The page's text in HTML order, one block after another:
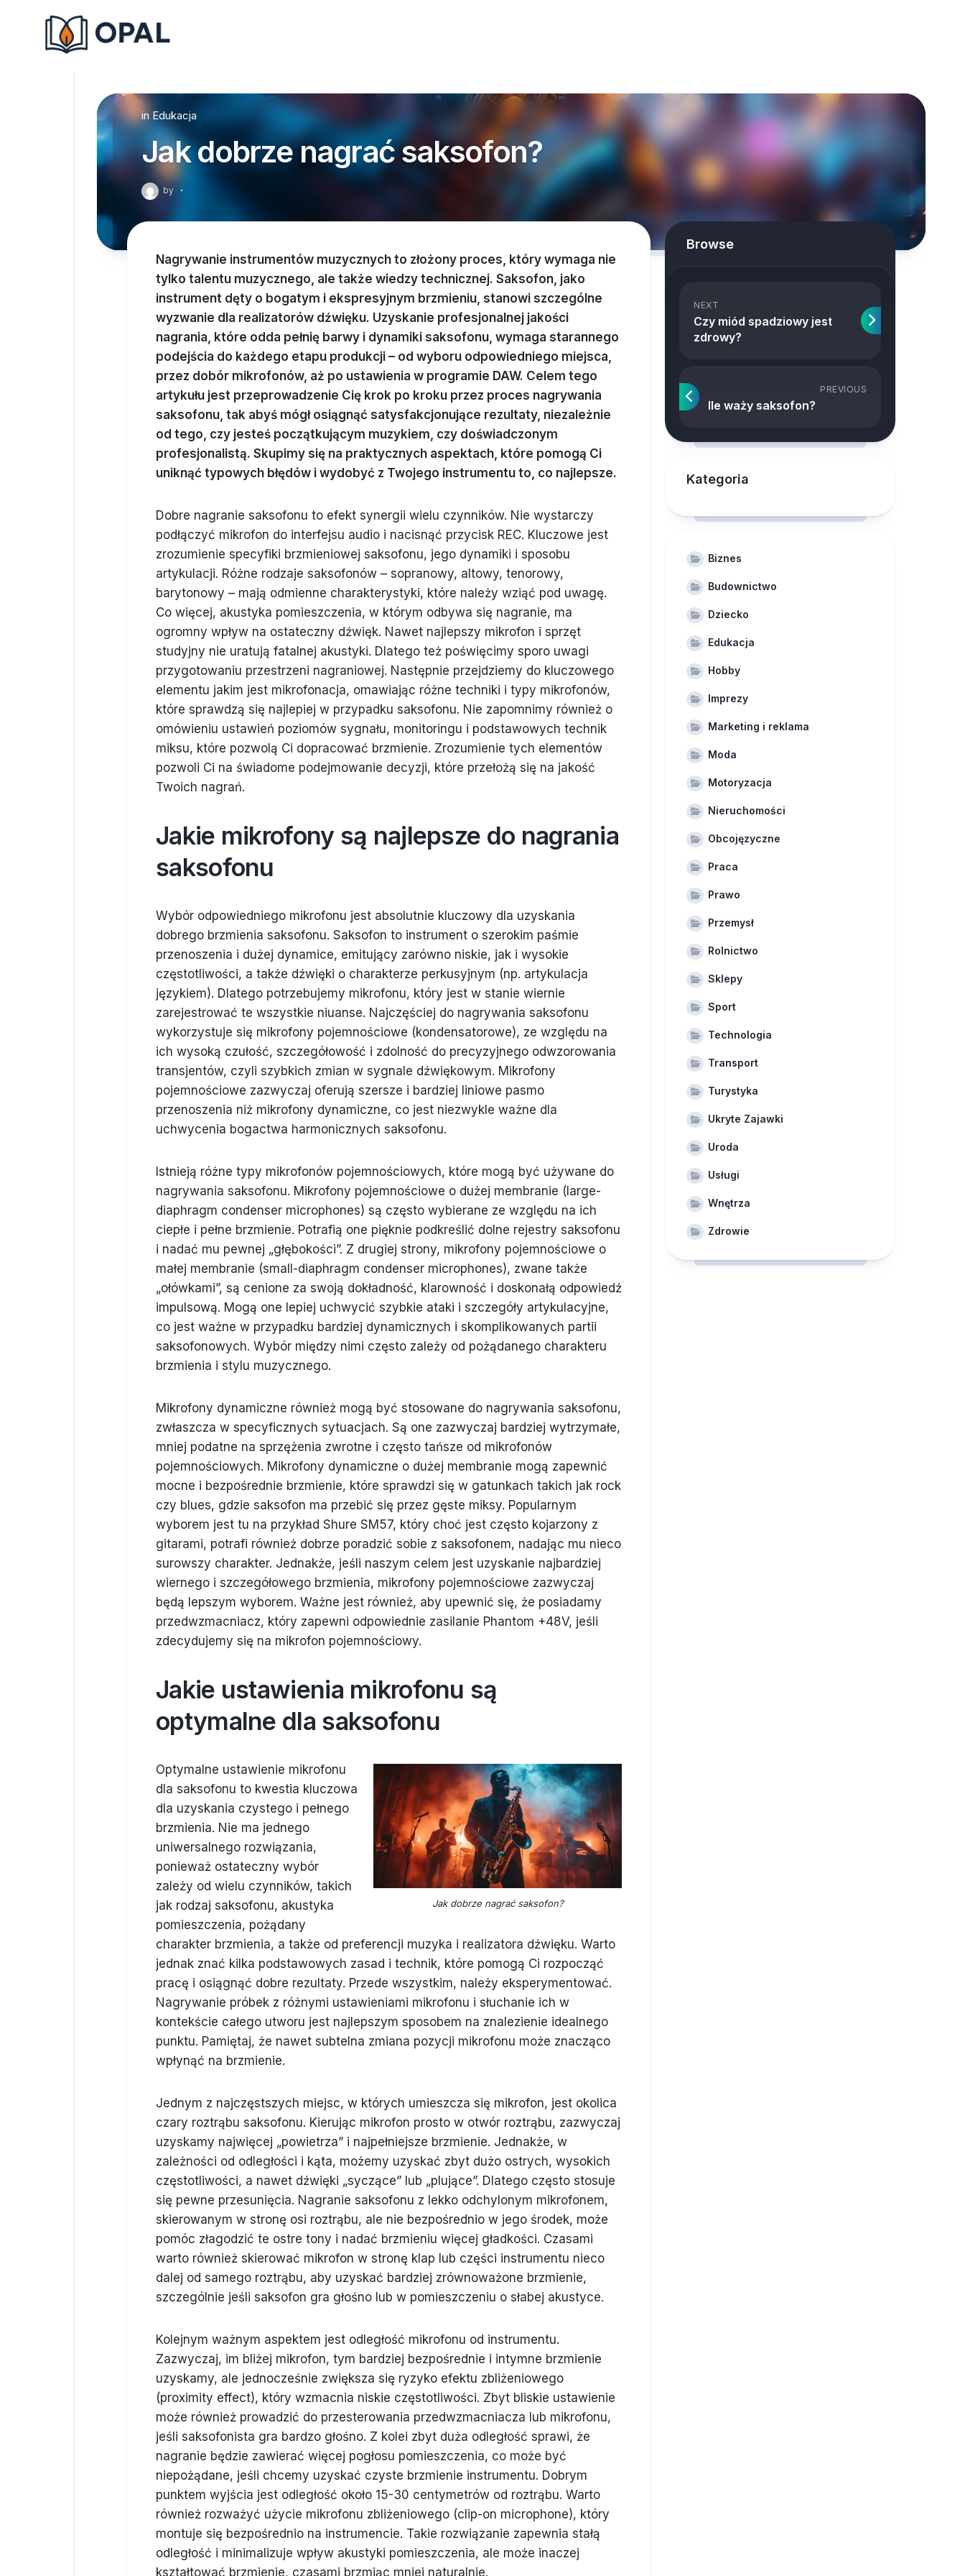
in Edukacja
Jak dobrze nagrać saksofon?
by ·
Nagrywanie instrumentów muzycznych to złożony proces, który wymaga nie
tylko talentu muzycznego, ale także wiedzy technicznej. Saksofon, jako
instrument dęty o bogatym i ekspresyjnym brzmieniu, stanowi szczególne
wyzwanie dla realizatorów dźwięku. Uzyskanie profesjonalnej jakości
nagrania, które odda pełnię barwy i dynamiki saksofonu, wymaga starannego
podejścia do każdego etapu produkcji – od wyboru odpowiedniego miejsca,
przez dobór mikrofonów, aż po ustawienia w programie DAW. Celem tego
artykułu jest przeprowadzenie Cię krok po kroku przez proces nagrywania
saksofonu, tak abyś mógł osiągnąć satysfakcjonujące rezultaty, niezależnie
od tego, czy jesteś początkującym muzykiem, czy doświadczonym
profesjonalistą. Skupimy się na praktycznych aspektach, które pomogą Ci
uniknąć typowych błędów i wydobyć z Twojego instrumentu to, co najlepsze.
Dobre nagranie saksofonu to efekt synergii wielu czynników. Nie wystarczy
podłączyć mikrofon do interfejsu audio i nacisnąć przycisk REC. Kluczowe jest
zrozumienie specyfiki brzmieniowej saksofonu, jego dynamiki i sposobu
artykulacji. Różne rodzaje saksofonów – sopranowy, altowy, tenorowy,
barytonowy – mają odmienne charakterystyki, które należy wziąć pod uwagę.
Co więcej, akustyka pomieszczenia, w którym odbywa się nagranie, ma
ogromny wpływ na ostateczny dźwięk. Nawet najlepszy mikrofon i sprzęt
studyjny nie uratują fatalnej akustyki. Dlatego też poświęcimy sporo uwagi
przygotowaniu przestrzeni nagraniowej. Następnie przejdziemy do kluczowego
elementu jakim jest mikrofonacja, omawiając różne techniki i typy mikrofonów,
które sprawdzą się najlepiej w przypadku saksofonu. Nie zapomnimy również o
omówieniu ustawień poziomów sygnału, monitoringu i podstawowych technik
miksu, które pozwolą Ci dopracować brzmienie. Zrozumienie tych elementów
pozwoli Ci na świadome podejmowanie decyzji, które przełożą się na jakość
Twoich nagrań.
Jakie mikrofony są najlepsze do nagrania
saksofonu
Wybór odpowiedniego mikrofonu jest absolutnie kluczowy dla uzyskania
dobrego brzmienia saksofonu. Saksofon to instrument o szerokim paśmie
przenoszenia i dużej dynamice, emitujący zarówno niskie, jak i wysokie
częstotliwości, a także dźwięki o charakterze perkusyjnym (np. artykulacja
językiem). Dlatego potrzebujemy mikrofonu, który jest w stanie wiernie
zarejestrować te wszystkie niuanse. Najczęściej do nagrywania saksofonu
wykorzystuje się mikrofony pojemnościowe (kondensatorowe), ze względu na
ich wysoką czułość, szczegółowość i zdolność do precyzyjnego odwzorowania
transjentów, czyli szybkich zmian w sygnale dźwiękowym. Mikrofony
pojemnościowe zazwyczaj oferują szersze i bardziej liniowe pasmo
przenoszenia niż mikrofony dynamiczne, co jest niezwykle ważne dla
uchwycenia bogactwa harmonicznych saksofonu.
Istnieją różne typy mikrofonów pojemnościowych, które mogą być używane do
nagrywania saksofonu. Mikrofony pojemnościowe o dużej membranie (large-
diaphragm condenser microphones) są często wybierane ze względu na ich
ciepłe i pełne brzmienie. Potrafią one pięknie podkreślić dolne rejestry saksofonu
i nadać mu pewnej „głębokości”. Z drugiej strony, mikrofony pojemnościowe o
małej membranie (small-diaphragm condenser microphones), zwane także
„ołówkami”, są cenione za swoją dokładność, klarowność i doskonałą odpowiedź
impulsową. Mogą one lepiej uchwycić szybkie ataki i szczegóły artykulacyjne,
co jest ważne w przypadku bardziej dynamicznych i skomplikowanych partii
saksofonowych. Wybór między nimi często zależy od pożądanego charakteru
brzmienia i stylu muzycznego.
Mikrofony dynamiczne również mogą być stosowane do nagrywania saksofonu,
zwłaszcza w specyficznych sytuacjach. Są one zazwyczaj bardziej wytrzymałe,
mniej podatne na sprzężenia zwrotne i często tańsze od mikrofonów
pojemnościowych. Mikrofony dynamiczne o dużej membranie mogą zapewnić
mocne i bezpośrednie brzmienie, które sprawdzi się w gatunkach takich jak rock
czy blues, gdzie saksofon ma przebić się przez gęste miksy. Popularnym
wyborem jest tu na przykład Shure SM57, który choć jest często kojarzony z
gitarami, potrafi również dobrze poradzić sobie z saksofonem, nadając mu nieco
surowszy charakter. Jednakże, jeśli naszym celem jest uzyskanie najbardziej
wiernego i szczegółowego brzmienia, mikrofony pojemnościowe zazwyczaj
będą lepszym wyborem. Ważne jest również, aby upewnić się, że posiadamy
przedwzmacniacz, który zapewni odpowiednie zasilanie Phantom +48V, jeśli
zdecydujemy się na mikrofon pojemnościowy.
Jakie ustawienia mikrofonu są
optymalne dla saksofonu
Jak dobrze nagrać saksofon?
Optymalne ustawienie mikrofonu
dla saksofonu to kwestia kluczowa
dla uzyskania czystego i pełnego
brzmienia. Nie ma jednego
uniwersalnego rozwiązania,
ponieważ ostateczny wybór
zależy od wielu czynników, takich
jak rodzaj saksofonu, akustyka
pomieszczenia, pożądany
charakter brzmienia, a także od preferencji muzyka i realizatora dźwięku. Warto
jednak znać kilka podstawowych zasad i technik, które pomogą Ci rozpocząć
pracę i osiągnąć dobre rezultaty. Przede wszystkim, należy eksperymentować.
Nagrywanie próbek z różnymi ustawieniami mikrofonu i słuchanie ich w
kontekście całego utworu jest najlepszym sposobem na znalezienie idealnego
punktu. Pamiętaj, że nawet subtelna zmiana pozycji mikrofonu może znacząco
wpłynąć na brzmienie.
Jednym z najczęstszych miejsc, w których umieszcza się mikrofon, jest okolica
czary roztrąbu saksofonu. Kierując mikrofon prosto w otwór roztrąbu, zazwyczaj
uzyskamy najwięcej „powietrza” i najpełniejsze brzmienie. Jednakże, w
zależności od odległości i kąta, możemy uzyskać zbyt dużo ostrych, wysokich
częstotliwości, a nawet dźwięki „syczące” lub „plujące”. Dlatego często stosuje
się pewne przesunięcia. Nagranie saksofonu z lekko odchylonym mikrofonem,
skierowanym w stronę osi roztrąbu, ale nie bezpośrednio w jego środek, może
pomóc złagodzić te ostre tony i nadać brzmieniu więcej gładkości. Czasami
warto również skierować mikrofon w stronę klap lub części instrumentu nieco
dalej od samego roztrąbu, aby uzyskać bardziej zrównoważone brzmienie,
szczególnie jeśli saksofon gra głośno lub w pomieszczeniu o słabej akustyce.
Kolejnym ważnym aspektem jest odległość mikrofonu od instrumentu.
Zazwyczaj, im bliżej mikrofon, tym bardziej bezpośrednie i intymne brzmienie
uzyskamy, ale jednocześnie zwiększa się ryzyko efektu zbliżeniowego
(proximity effect), który wzmacnia niskie częstotliwości. Zbyt bliskie ustawienie
może również prowadzić do przesterowania przedwzmacniacza lub mikrofonu,
jeśli saksofonista gra bardzo głośno. Z kolei zbyt duża odległość sprawi, że
nagranie będzie zawierać więcej pogłosu pomieszczenia, co może być
niepożądane, jeśli chcemy uzyskać czyste brzmienie instrumentu. Dobrym
punktem wyjścia jest odległość około 15-30 centymetrów od roztrąbu. Warto
również rozważyć użycie mikrofonu zbliżeniowego (clip-on microphone), który
montuje się bezpośrednio na instrumencie. Takie rozwiązanie zapewnia stałą
odległość i minimalizuje wpływ akustyki pomieszczenia, ale może inaczej
kształtować brzmienie, czasami brzmiąc mniej naturalnie.
Browse
NEXT
Czy miód spadziowy jest
zdrowy?
PREVIOUS
Ile waży saksofon?
Kategoria
Biznes
Budownictwo
Dziecko
Edukacja
Hobby
Imprezy
Marketing i reklama
Moda
Motoryzacja
Nieruchomości
Obcojęzyczne
Praca
Prawo
Przemysł
Rolnictwo
Sklepy
Sport
Technologia
Transport
Turystyka
Ukryte Zajawki
Uroda
Usługi
Wnętrza
Zdrowie